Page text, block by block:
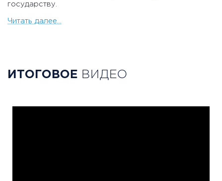
государству.
Читать далее...
ИТОГОВОЕ ВИДЕО